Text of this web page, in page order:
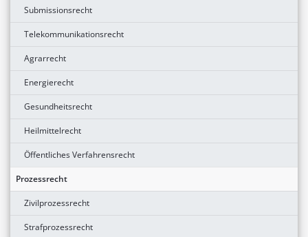
Submissionsrecht
Telekommunikationsrecht
Agrarrecht
Energierecht
Gesundheitsrecht
Heilmittelrecht
Öffentliches Verfahrensrecht
Prozessrecht
Zivilprozessrecht
Strafprozessrecht